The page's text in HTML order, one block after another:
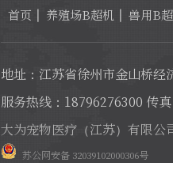
首页 养殖场B超机 兽用B
地址：江苏省徐州市金山桥经
服务热线：18796276300 传
大为宠物医疗（江苏）有限公
苏公网安备 32039102000306号